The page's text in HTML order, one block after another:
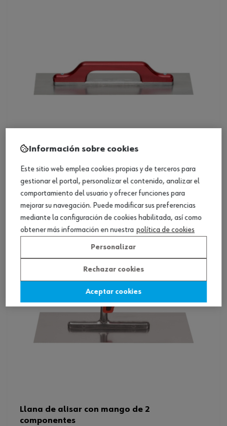
Llana de alisar
Ver producto
Llana de alisar con mango de 2
componentes
Información sobre cookies
Este sitio web emplea cookies propias y de terceros para
gestionar el portal, personalizar el contenido, analizar el
comportamiento del usuario y ofrecer funciones para
mejorar su navegación. Puede modificar sus preferencias
mediante la configuración de cookies habilitada, así como
obtener más información en nuestra política de cookies
Personalizar
Rechazar cookies
Aceptar cookies